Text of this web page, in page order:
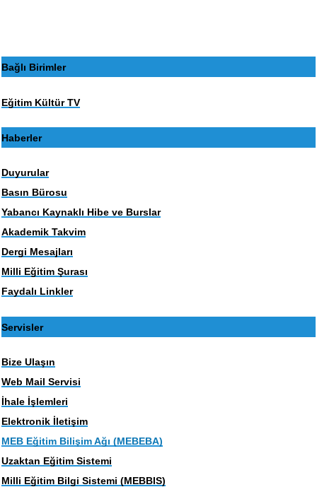
Bağlı Birimler
Eğitim Kültür TV
Haberler
Duyurular
Basın Bürosu
Yabancı Kaynaklı Hibe ve Burslar
Akademik Takvim
Dergi Mesajları
Milli Eğitim Şurası
Faydalı Linkler
Servisler
Bize Ulaşın
Web Mail Servisi
İhale İşlemleri
Elektronik İletişim
MEB Eğitim Bilişim Ağı (MEBEBA)
Uzaktan Eğitim Sistemi
Milli Eğitim Bilgi Sistemi (MEBBIS)